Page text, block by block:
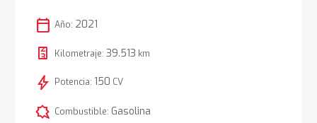
calendar_today Año: 2021
Kilometraje: 39.513 km
bolt Potencia: 150 CV
comic_bubble Combustible: Gasolina